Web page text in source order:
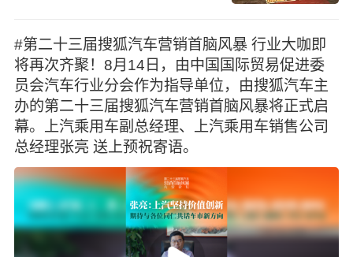
#第二十三届搜狐汽车营销首脑风暴 行业大咖即
将再次齐聚！8月14日，由中国国际贸易促进委
员会汽车行业分会作为指导单位，由搜狐汽车主
办的第二十三届搜狐汽车营销首脑风暴将正式启
幕。上汽乘用车副总经理、上汽乘用车销售公司
总经理张亮 送上预祝寄语。